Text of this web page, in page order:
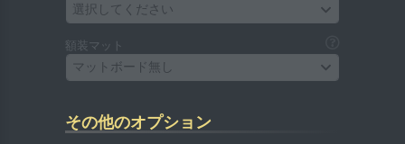
選択してください
額装マット
マットボード無し
その他のオプション